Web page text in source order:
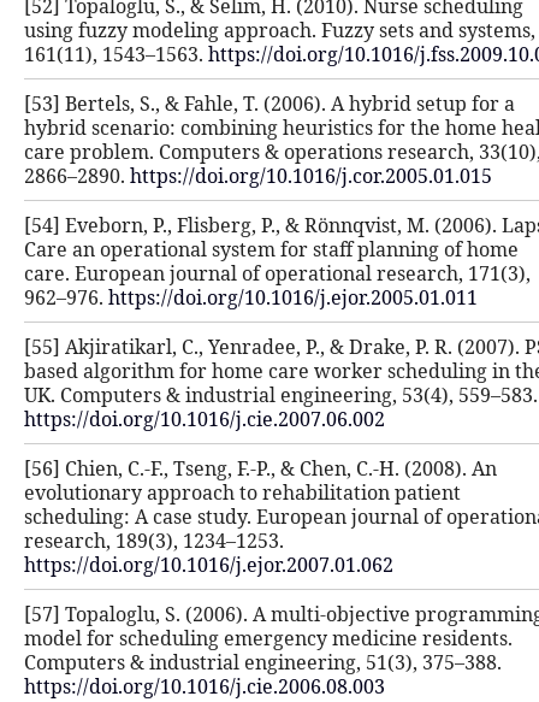
[52] Topaloglu, S., & Selim, H.
using fuzzy modeling approach.
161(11), 1543–1563.https://doi.org/
[53] Bertels, S., & Fahle, T. (2006).
hybrid scenario: combining
care problem. Computers &
2866–2890.https://doi.org/10.1016/
[54] Eveborn, P., Flisberg, P., &
Care an operational system for
care. European journal of
962–976.https://doi.org/10.1016/
[55] Akjiratikarl, C., Yenradee, P., &
based algorithm for home care
UK. Computers & industrial
https://doi.org/10.1016/
[56] Chien, C.-F., Tseng, F.-P., &
evolutionary approach to
scheduling: A case study.
research, 189(3), 1234–1253.
https://doi.org/10.1016/
[57] Topaloglu, S. (2006). A multi-
model for scheduling emergency
Computers & industrial
https://doi.org/10.1016/